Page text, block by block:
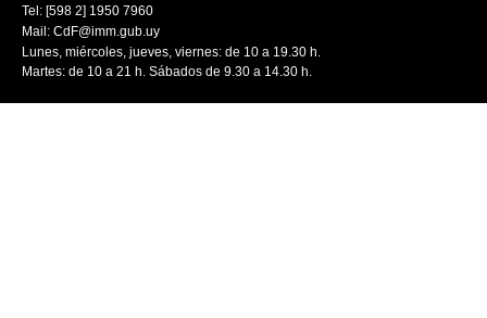
Tel: [598 2] 1950 7960
Mail: CdF@imm.gub.uy
Lunes, miércoles, jueves, viernes: de 10 a 19.30 h.
Martes: de 10 a 21 h. Sábados de 9.30 a 14.30 h.